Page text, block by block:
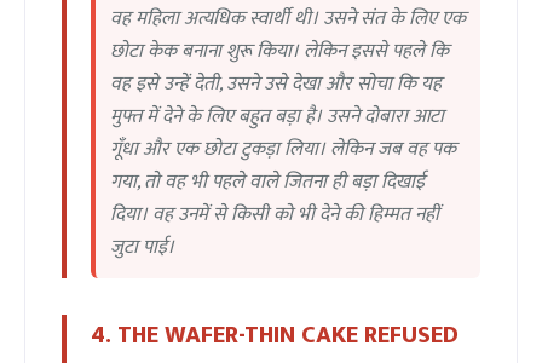
वह महिला अत्यधिक स्वार्थी थी। उसने संत के लिए एक
छोटा केक बनाना शुरू किया। लेकिन इससे पहले कि
वह इसे उन्हें देती, उसने उसे देखा और सोचा कि यह
मुफ्त में देने के लिए बहुत बड़ा है। उसने दोबारा आटा
गूँधा और एक छोटा टुकड़ा लिया। लेकिन जब वह पक
गया, तो वह भी पहले वाले जितना ही बड़ा दिखाई
दिया। वह उनमें से किसी को भी देने की हिम्मत नहीं
जुटा पाई।
4. THE WAFER-THIN CAKE REFUSED